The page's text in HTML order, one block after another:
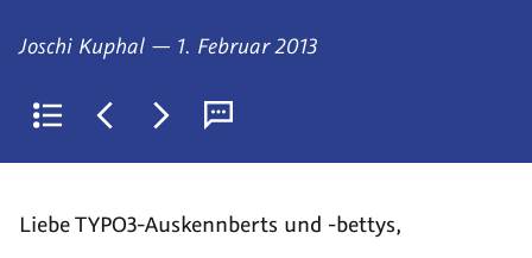
von
Joschi Kuphal — am
1. Februar 2013
Zurück
zur
Jüngerer
Artikel:
TYPO3
Älterer
Artikel:
Web-
Kommentare
(derzeit
Liebe TYPO3-Auskennberts und -bettys,